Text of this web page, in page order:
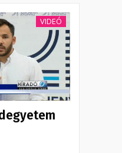
VIDEÓ